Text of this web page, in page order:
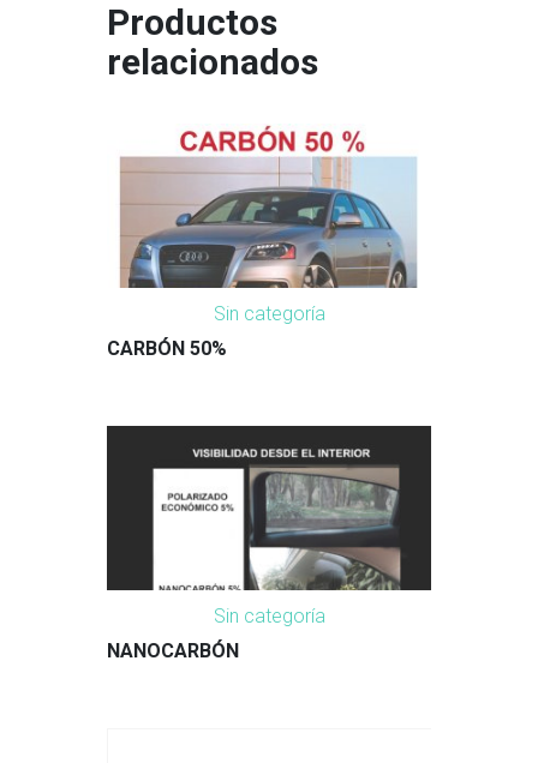
Productos
relacionados
Sin categoría
CARBÓN 50%
Sin categoría
NANOCARBÓN